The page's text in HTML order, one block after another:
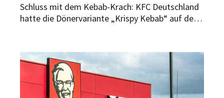
Schluss mit dem Kebab-Krach: KFC Deutschland
hatte die Dönervariante „Krispy Kebab“ auf den
Dönerkette. Nun haben sich beide Seiten
geeinigt.